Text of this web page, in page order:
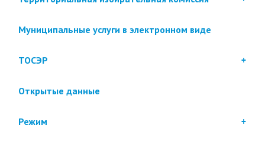
Муниципальные услуги в электронном виде
ТОСЭР
Открытые данные
Режим